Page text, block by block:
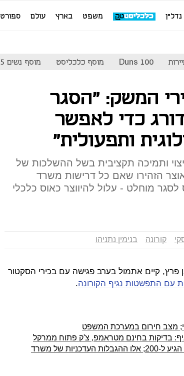
נדל"ן משפט בארץ עולם ספורט
Duns 100 מוסף כלכליסט מוסף נשים 2025
המשק: "הסגר
כדי לאפשר
ותפעולית"
ותמיכה תקציבית בשל ההשלכות של
הזהירו שאם כל דרישות משרד
לסגר מוחלט - עלול להיווצר כאוס כלכלי
קורונה בנימין נתניהו
קיים אתמול בערב פגישה עם בכירי הסקטור
עם התפשטות נגיף הקורונה.
מצב חירום במערכת המשפט
בדיקות בחינם מטראמפ, צ'ק פתוח ממרקל
מניין הנדבקים בקורונה בישראל הגיע ל-200; אלו ההגבלות העדכניות של משרד